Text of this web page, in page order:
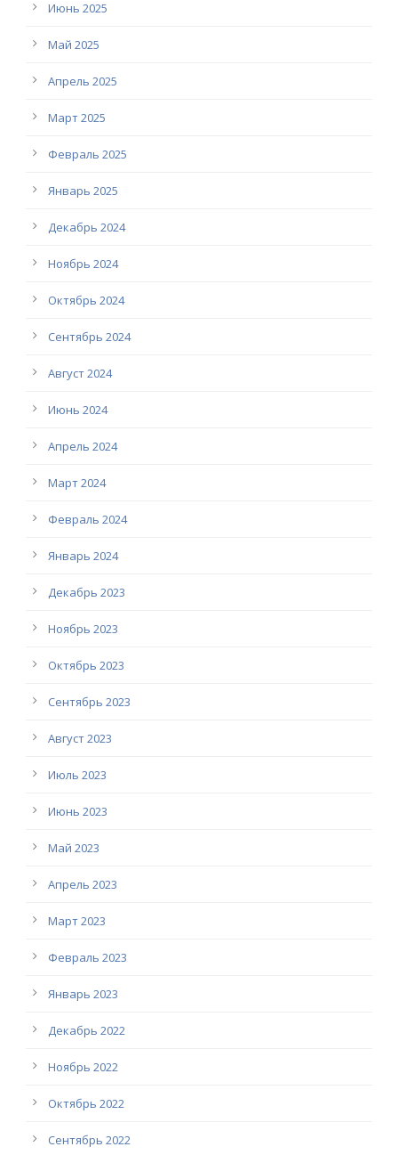
Июнь 2025
Май 2025
Апрель 2025
Март 2025
Февраль 2025
Январь 2025
Декабрь 2024
Ноябрь 2024
Октябрь 2024
Сентябрь 2024
Август 2024
Июнь 2024
Апрель 2024
Март 2024
Февраль 2024
Январь 2024
Декабрь 2023
Ноябрь 2023
Октябрь 2023
Сентябрь 2023
Август 2023
Июль 2023
Июнь 2023
Май 2023
Апрель 2023
Март 2023
Февраль 2023
Январь 2023
Декабрь 2022
Ноябрь 2022
Октябрь 2022
Сентябрь 2022